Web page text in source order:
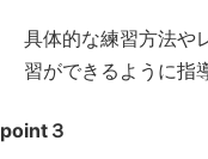
具体的な練習方法や
習ができるように指
point３